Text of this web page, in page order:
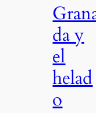
da y
el
helad
o